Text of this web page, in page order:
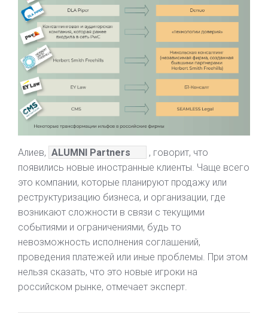
Алиев, ALUMNI Partners
, говорит, что
появились новые иностранные клиенты. Чаще всего
это компании, которые планируют продажу или
реструктуризацию бизнеса, и организации, где
возникают сложности в связи с текущими
событиями и ограничениями, будь то
невозможность исполнения соглашений,
проведения платежей или иные проблемы. При этом
нельзя сказать, что это новые игроки на
российском рынке, отмечает эксперт.